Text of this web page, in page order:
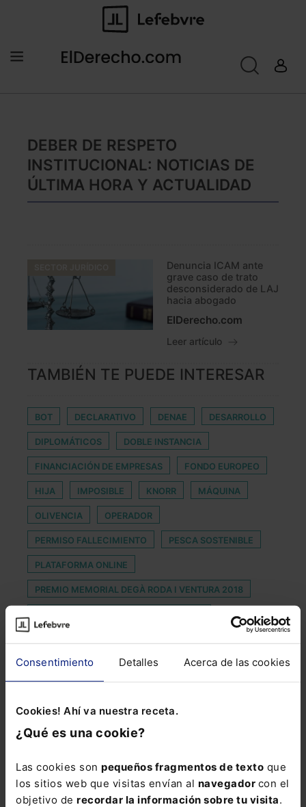
Consentimiento Detalles Acerca de las cookies
Cookies! Ahí va nuestra receta.
¿Qué es una cookie?
Las cookies son pequeños fragmentos de texto que
los sitios web que visitas envían al navegador con el
objetivo de recordar la información sobre tu visita.
DEBER DE RESPETO
INSTITUCIONAL: NOTICIAS DE
ÚLTIMA HORA Y ACTUALIDAD
Denuncia ICAM ante
grave caso de trato
desconsiderado de LAJ
hacia abogado
ElDerecho.com
Leer artículo
TAMBIÉN TE PUEDE INTERESAR
BOT DECLARATIVO DENAE DESARROLLO
DIPLOMÁTICOS DOBLE INSTANCIA
FINANCIACIÓN DE EMPRESAS FONDO EUROPEO
HIJA IMPOSIBLE KNORR MÁQUINA
OLIVENCIA OPERADOR
PERMISO FALLECIMIENTO PESCA SOSTENIBLE
PLATAFORMA ONLINE
PREMIO MEMORIAL DEGÀ RODA I VENTURA 2018
REDHIBITORIA REGIMEN RETRIBUTIVO
SCORING CREDITICIO
TRABAJADORES NO ESENCIALES
TRANSFERENCIA INTERNACIONAL DE DATOS
TRAYECTO TWITTER UNIDAD